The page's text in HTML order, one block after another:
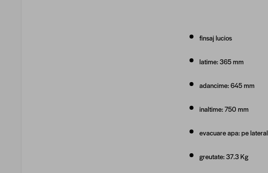
finsaj lucios
latime: 365 mm
adancime: 645 mm
inaltime: 750 mm
evacuare apa: pe lateral
greutate: 37.3 Kg